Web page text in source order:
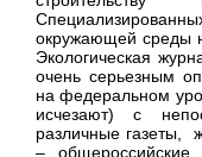
окружающей среды
Экологическая
очень серьезным
на федеральном
исчезают) с
различные газеты,
– общероссийские